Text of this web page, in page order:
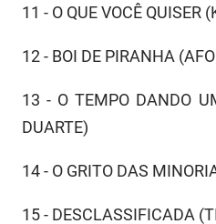
11 - O QUE VOCÊ QUISER
12 - BOI DE PIRANHA
13 - O TEMPO DANDO
DUARTE)
14 - O GRITO DAS
15 - DESCLASSIFICADA